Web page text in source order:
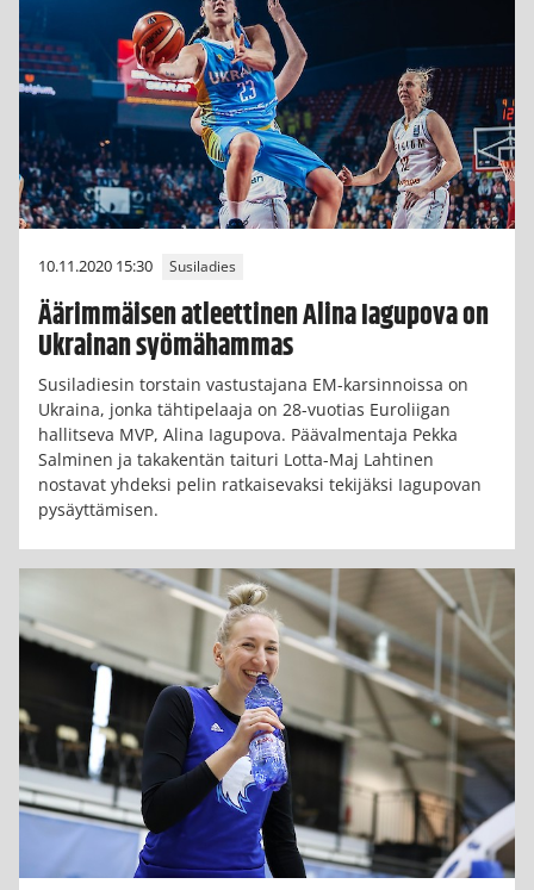
10.11.2020 15:30 Susiladies
Äärimmäisen atleettinen Alina Iagupova on
Ukrainan syömähammas
Susiladiesin torstain vastustajana EM-karsinnoissa on
Ukraina, jonka tähtipelaaja on 28-vuotias Euroliigan
hallitseva MVP, Alina Iagupova. Päävalmentaja Pekka
Salminen ja takakentän taituri Lotta-Maj Lahtinen
nostavat yhdeksi pelin ratkaisevaksi tekijäksi Iagupovan
pysäyttämisen.